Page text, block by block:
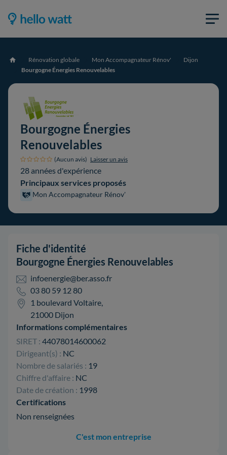
Accueil Rénovation globale Mon Accompagnateur Rénov'
Dijon
Bourgogne Énergies Renouvelables
Bourgogne Énergies
Renouvelables
(Aucun avis) Laisser un avis
28 années d'expérience
Principaux services proposés
Mon Accompagnateur Rénov'
Fiche d'identité
Bourgogne Énergies Renouvelables
infoenergie@ber.asso.fr
03 80 59 12 80
1 boulevard Voltaire,
21000 Dijon
Informations complémentaires
SIRET : 44078014600062
Dirigeant(s) : NC
Nombre de salariés : 19
Chiffre d'affaire : NC
Date de création : 1998
Certifications
Non renseignées
C'est mon entreprise